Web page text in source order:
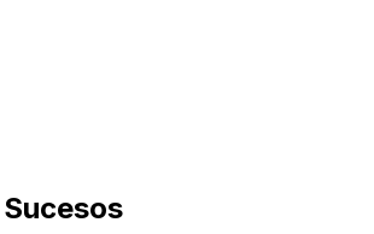
Sucesos